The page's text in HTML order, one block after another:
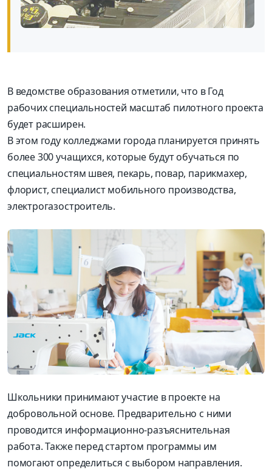
В ведомстве образования отметили, что в Год
рабочих специальностей масштаб пилотного проекта
будет расширен.
В этом году колледжами города планируется принять
более 300 учащихся, которые будут обучаться по
специальностям швея, пекарь, повар, парикмахер,
флорист, специалист мобильного производства,
электрогазостроитель.
Школьники принимают участие в проекте на
добровольной основе. Предварительно с ними
проводится информационно-разъяснительная
работа. Также перед стартом программы им
помогают определиться с выбором направления.